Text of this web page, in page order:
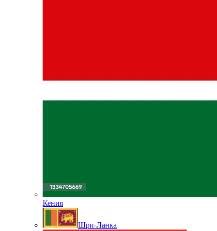
Кения
Шри-Ланка